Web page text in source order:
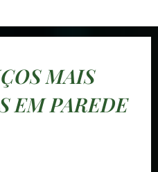
MAIS
EM PAREDE